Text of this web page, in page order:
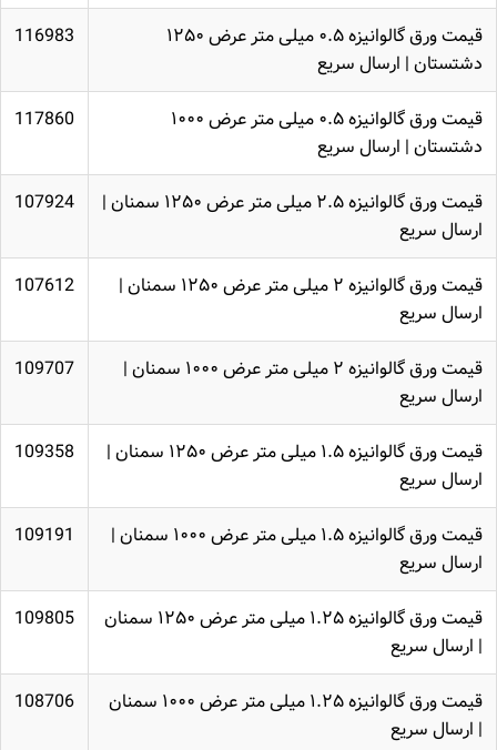
قیمت ورق گالوانیزه ۰.۵ میلی متر عرض ۱۲۵۰
دشتستان | ارسال سریع
116983
قیمت ورق گالوانیزه ۰.۵ میلی متر عرض ۱۰۰۰
دشتستان | ارسال سریع
117860
قیمت ورق گالوانیزه ۲.۵ میلی متر عرض ۱۲۵۰ سمنان |
ارسال سریع
107924
قیمت ورق گالوانیزه ۲ میلی متر عرض ۱۲۵۰ سمنان |
ارسال سریع
107612
قیمت ورق گالوانیزه ۲ میلی متر عرض ۱۰۰۰ سمنان |
ارسال سریع
109707
قیمت ورق گالوانیزه ۱.۵ میلی متر عرض ۱۲۵۰ سمنان |
ارسال سریع
109358
قیمت ورق گالوانیزه ۱.۵ میلی متر عرض ۱۰۰۰ سمنان |
ارسال سریع
109191
قیمت ورق گالوانیزه ۱.۲۵ میلی متر عرض ۱۲۵۰ سمنان
| ارسال سریع
109805
قیمت ورق گالوانیزه ۱.۲۵ میلی متر عرض ۱۰۰۰ سمنان
| ارسال سریع
108706